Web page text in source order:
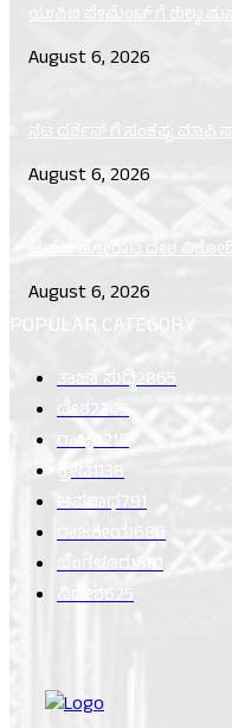
ಯುಪಿಐ ಪೇಮೆಂಟ್ ಗೆ ಶುಲ್ಕ:
August 6, 2026
ನಟ ದರ್ಶನ್ ಗೆ ಸಂಕಷ್ಟ: ಮಾಫಿ
August 6, 2026
ಜೆನ್ ಜಿ ಹೋರಾಟ ದೇಶ
August 6, 2026
POPULAR CATEGORY
ತಾಜಾ ಸುದ್ದಿ2865
ದೇಶ2245
ರಾಜ್ಯ2216
ಕ್ರೀಡೆ1138
ಅಪರಾಧ791
ರಾಜಕೀಯ686
ಬೆಂಗಳೂರು681
ವಿದೇಶ625